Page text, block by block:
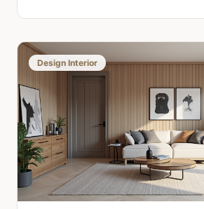
Design Interior